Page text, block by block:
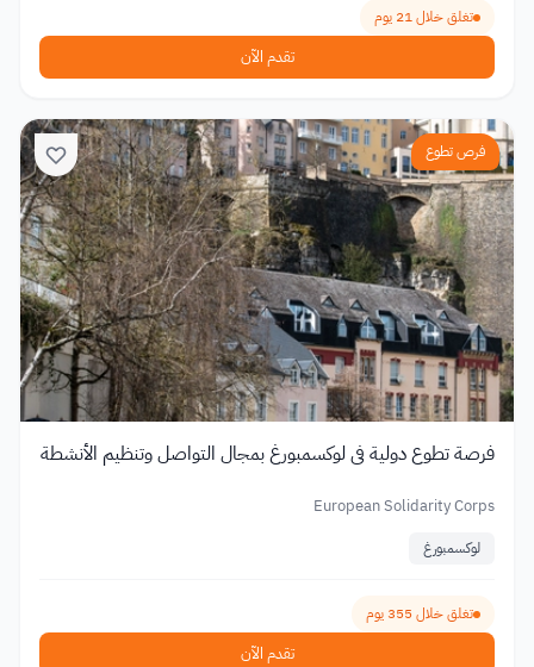
تغلق خلال 21 يوم
تقدم الآن
فرص تطوع
فرصة تطوع دولية في لوكسمبورغ بمجال التواصل وتنظيم الأنشطة
European Solidarity Corps
لوكسمبورغ
تغلق خلال 355 يوم
تقدم الآن